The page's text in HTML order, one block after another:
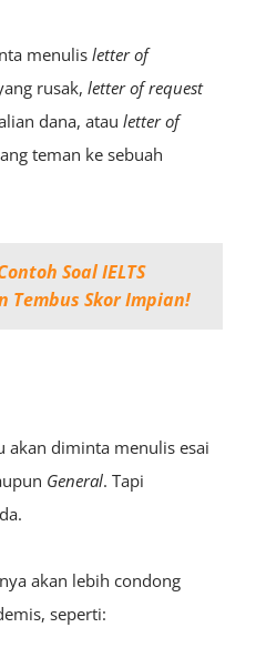
menulis letter of
rusak, letter of request
dana, atau letter of
teman ke sebuah
Soal IELTS
Tembus Skor Impian!
akan diminta menulis esai
General. Tapi
akan lebih condong
seperti: